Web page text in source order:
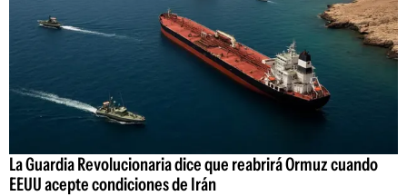
La Guardia Revolucionaria dice que reabrirá Ormuz cuando
EEUU acepte condiciones de Irán